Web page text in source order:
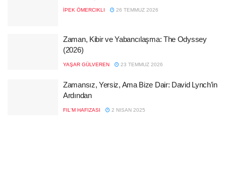
İPEK ÖMERCIKLI 26 TEMMUZ 2026
Zaman, Kibir ve Yabancılaşma: The Odyssey
(2026)
YAŞAR GÜLVEREN 23 TEMMUZ 2026
Zamansız, Yersiz, Ama Bize Dair: David Lynch’in
Ardından
FIL'M HAFIZASI 2 NISAN 2025